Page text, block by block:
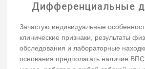
Дифференциальные
Зачастую индивидуальные
клинические признаки, результаты
обследования и лабораторные
основания предполагать наличие